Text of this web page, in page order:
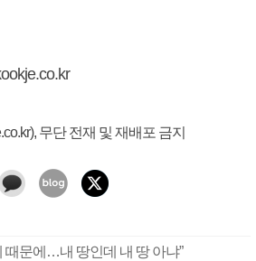
무단 전재 및 재배포 금지
때문에…내 땅인데 내 땅 아냐”